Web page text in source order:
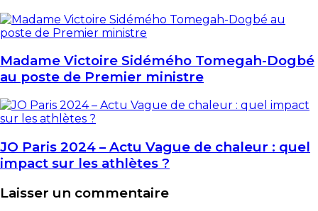
Madame Victoire Sidémého Tomegah-Dogbé
au poste de Premier ministre
JO Paris 2024 – Actu Vague de chaleur : quel
impact sur les athlètes ?
Laisser un commentaire